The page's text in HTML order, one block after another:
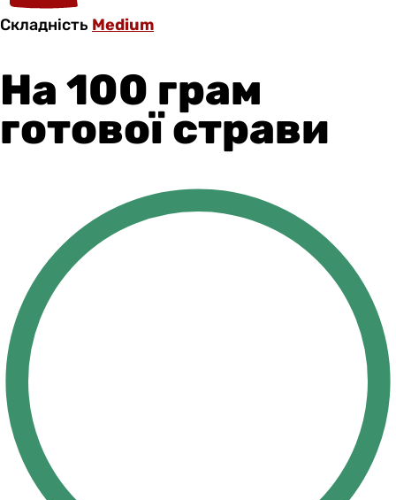
Складність Medium
На 100 грам
готової страви